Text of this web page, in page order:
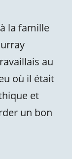
la famille
au
où il était
et
un bon